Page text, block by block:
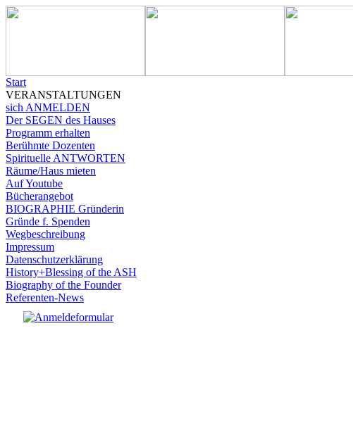
Start
VERANSTALTUNGEN
sich ANMELDEN
Der SEGEN des Hauses
Programm erhalten
Berühmte Dozenten
Spirituelle ANTWORTEN
Räume/Haus mieten
Auf Youtube
Bücherangebot
BIOGRAPHIE Gründerin
Gründe f. Spenden
Wegbeschreibung
Impressum
Datenschutzerklärung
History+Blessing of the ASH
Biography of the Founder
Referenten-News